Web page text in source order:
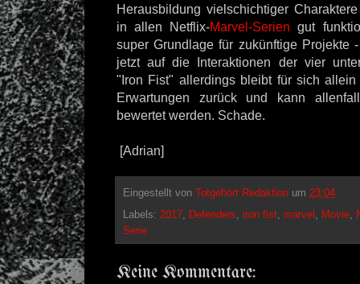
Herausbildung vielschichtiger
in allen Netflix-Marvel-Serien gut
super Grundlage für zukünftige Projekte
jetzt auf die Interaktionen der vier
"Iron Fist" allerdings bleibt für sich
Erwartungen zurück und kann
bewertet werden. Schade.
[Adrian]
Eingestellt von Totgehört Redaktion um 23:04
Labels: 2017 Defenders iron fist marvel Movie
Serie
Keine Kommentare: